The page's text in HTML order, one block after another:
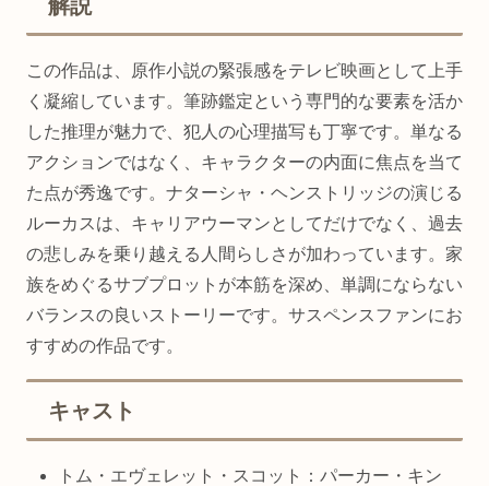
解説
この作品は、原作小説の緊張感をテレビ映画として上手
く凝縮しています。筆跡鑑定という専門的な要素を活か
した推理が魅力で、犯人の心理描写も丁寧です。単なる
アクションではなく、キャラクターの内面に焦点を当て
た点が秀逸です。ナターシャ・ヘンストリッジの演じる
ルーカスは、キャリアウーマンとしてだけでなく、過去
の悲しみを乗り越える人間らしさが加わっています。家
族をめぐるサブプロットが本筋を深め、単調にならない
バランスの良いストーリーです。サスペンスファンにお
すすめの作品です。
キャスト
トム・エヴェレット・スコット：パーカー・キン